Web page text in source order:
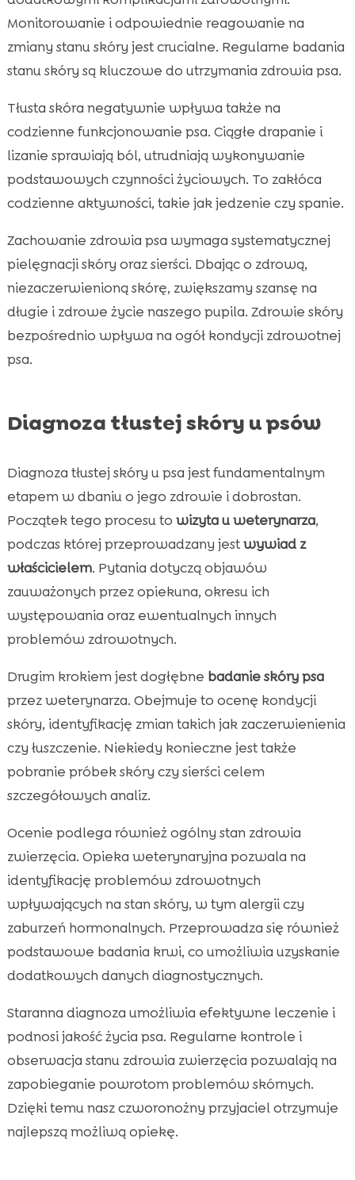
Monitorowanie i odpowiednie reagowanie na
zmiany stanu skóry jest crucialne. Regularne badania
stanu skóry są kluczowe do utrzymania zdrowia psa.
Tłusta skóra negatywnie wpływa także na
codzienne funkcjonowanie psa. Ciągłe drapanie i
lizanie sprawiają ból, utrudniają wykonywanie
podstawowych czynności życiowych. To zakłóca
codzienne aktywności, takie jak jedzenie czy spanie.
Zachowanie zdrowia psa wymaga systematycznej
pielęgnacji skóry oraz sierści. Dbając o zdrową,
niezaczerwienioną skórę, zwiększamy szansę na
długie i zdrowe życie naszego pupila. Zdrowie skóry
bezpośrednio wpływa na ogół kondycji zdrowotnej
psa.
Diagnoza tłustej skóry u psów
Diagnoza tłustej skóry u psa jest fundamentalnym
etapem w dbaniu o jego zdrowie i dobrostan.
Początek tego procesu to wizyta u weterynarza,
podczas której przeprowadzany jestwywiad z
właścicielem. Pytania dotyczą objawów
zauważonych przez opiekuna, okresu ich
występowania oraz ewentualnych innych
problemów zdrowotnych.
Drugim krokiem jest dogłębne badanie skóry psa
przez weterynarza. Obejmuje to ocenę kondycji
skóry, identyfikację zmian takich jak zaczerwienienia
czy łuszczenie. Niekiedy konieczne jest także
pobranie próbek skóry czy sierści celem
szczegółowych analiz.
Ocenie podlega również ogólny stan zdrowia
zwierzęcia. Opieka weterynaryjna pozwala na
identyfikację problemów zdrowotnych
wpływających na stan skóry, w tym alergii czy
zaburzeń hormonalnych. Przeprowadza się również
podstawowe badania krwi, co umożliwia uzyskanie
dodatkowych danych diagnostycznych.
Staranna diagnoza umożliwia efektywne leczenie i
podnosi jakość życia psa. Regularne kontrole i
obserwacja stanu zdrowia zwierzęcia pozwalają na
zapobieganie powrotom problemów skórnych.
Dzięki temu nasz czworonożny przyjaciel otrzymuje
najlepszą możliwą opiekę.